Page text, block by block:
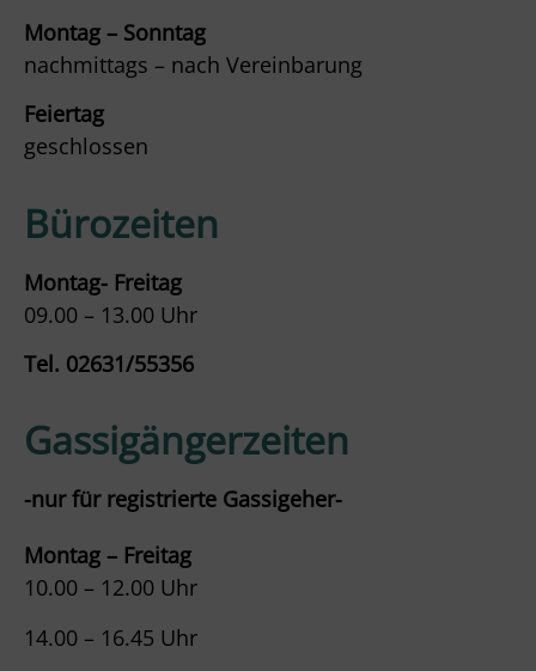
Montag – Sonntag
nachmittags – nach Vereinbarung
Feiertag
geschlossen
Bürozeiten
Montag- Freitag
09.00 – 13.00 Uhr
Tel. 02631/55356
Gassigängerzeiten
-nur für registrierte Gassigeher-
Montag – Freitag
10.00 – 12.00 Uhr
14.00 – 16.45 Uhr